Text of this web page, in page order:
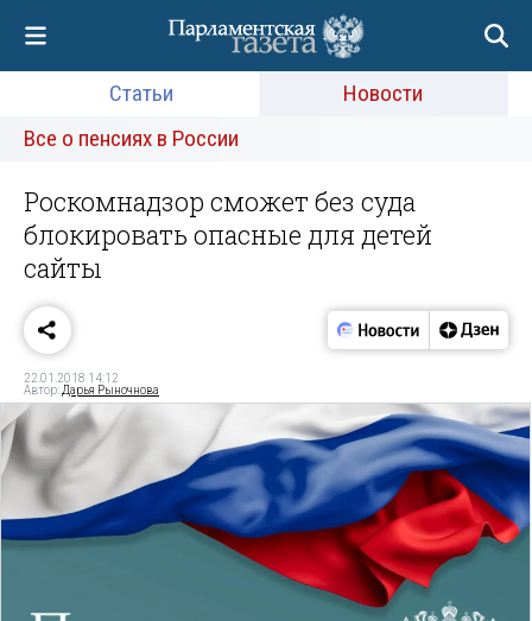
Статьи
Новости
Все о пенсиях в России
Роскомнадзор сможет без суда
блокировать опасные для детей
сайты
22.01.2018 14:12
Автор: Дарья Рыночнова